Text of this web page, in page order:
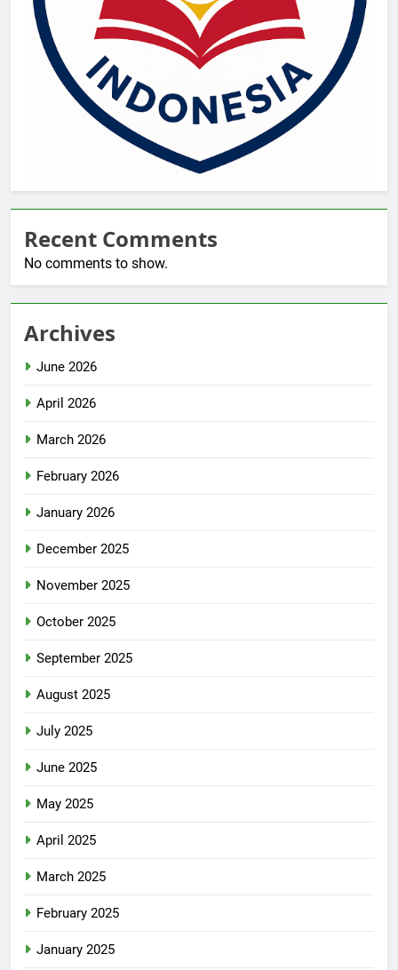
Recent Comments
No comments to show.
Archives
June 2026
April 2026
March 2026
February 2026
January 2026
December 2025
November 2025
October 2025
September 2025
August 2025
July 2025
June 2025
May 2025
April 2025
March 2025
February 2025
January 2025